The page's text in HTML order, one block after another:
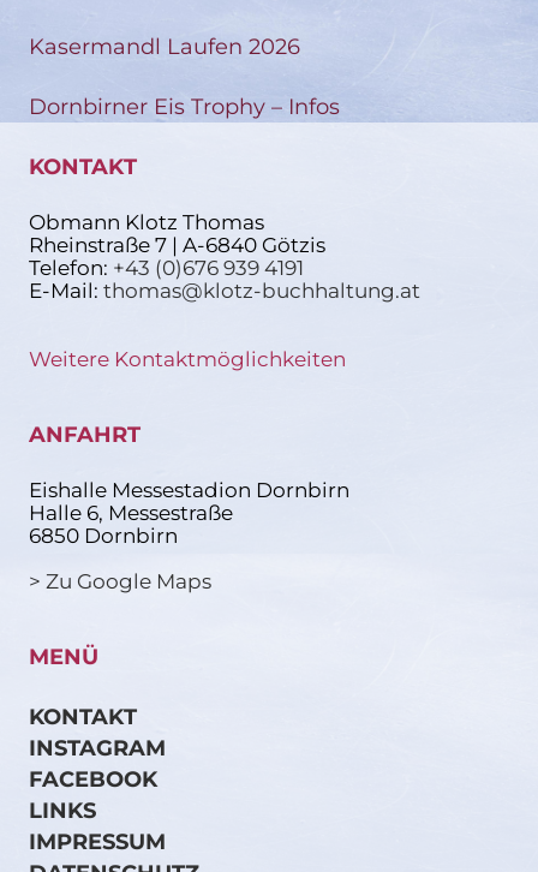
Kasermandl Laufen 2026
Dornbirner Eis Trophy – Infos
KONTAKT
Obmann Klotz Thomas
Rheinstraße 7 | A-6840 Götzis
Telefon: +43 (0)676 939 4191
E-Mail: thomas@klotz-buchhaltung.at
Weitere Kontaktmöglichkeiten
ANFAHRT
Eishalle Messestadion Dornbirn
Halle 6, Messestraße
6850 Dornbirn
> Zu Google Maps
MENÜ
KONTAKT
INSTAGRAM
FACEBOOK
LINKS
IMPRESSUM